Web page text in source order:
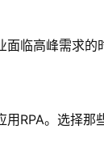
临高峰需求的
RPA。选择那